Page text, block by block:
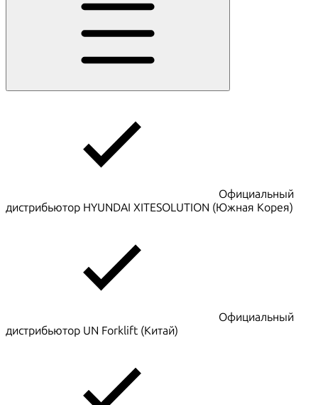
Официальный
дистрибьютор HYUNDAI XITESOLUTION (Южная Корея)
Официальный
дистрибьютор UN Forklift (Китай)